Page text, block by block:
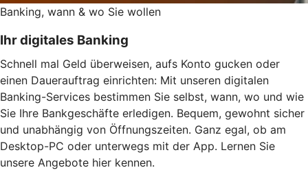
Banking, wann & wo Sie wollen
Ihr digitales Banking
Schnell mal Geld überweisen, aufs Konto gucken oder
einen Dauerauftrag einrichten: Mit unseren digitalen
Banking-Services bestimmen Sie selbst, wann, wo und wie
Sie Ihre Bankgeschäfte erledigen. Bequem, gewohnt sicher
und unabhängig von Öffnungszeiten. Ganz egal, ob am
Desktop-PC oder unterwegs mit der App. Lernen Sie
unsere Angebote hier kennen.